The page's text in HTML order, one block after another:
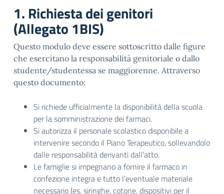
1. Richiesta dei genitori
(Allegato 1BIS)
Questo modulo deve essere sottoscritto dalle figure
che esercitano la responsabilità genitoriale o dallo
studente/studentessa se maggiorenne. Attraverso
questo documento:
Si richiede ufficialmente la disponibilità della scuola
per la somministrazione dei farmaci.
Si autorizza il personale scolastico disponibile a
intervenire secondo il Piano Terapeutico, sollevandolo
dalle responsabilità derivanti dall’atto.
Le famiglie si impegnano a fornire il farmaco in
confezione integra e tutto l’eventuale materiale
necessario (es. siringhe, cotone, dispositivi per il